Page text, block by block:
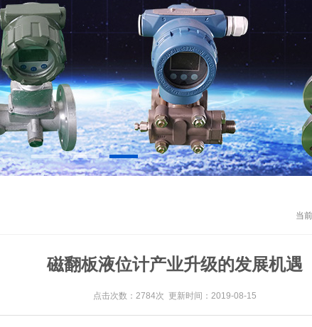
当
磁翻板液位计产业升级的发展机遇
点击次数：2784次 更新时间：2019-08-15